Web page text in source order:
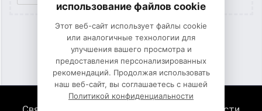
использование файлов cookie
Этот веб-сайт использует файлы cookie
или аналогичные технологии для
улучшения вашего просмотра и
предоставления персонализированных
рекомендаций. Продолжая использовать
наш веб-сайт, вы соглашаетесь с нашей
Политикой конфиденциальности